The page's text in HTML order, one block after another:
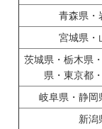
青森県・
宮城県・
茨城県・栃木県
県・東京都
岐阜県・静岡
新潟